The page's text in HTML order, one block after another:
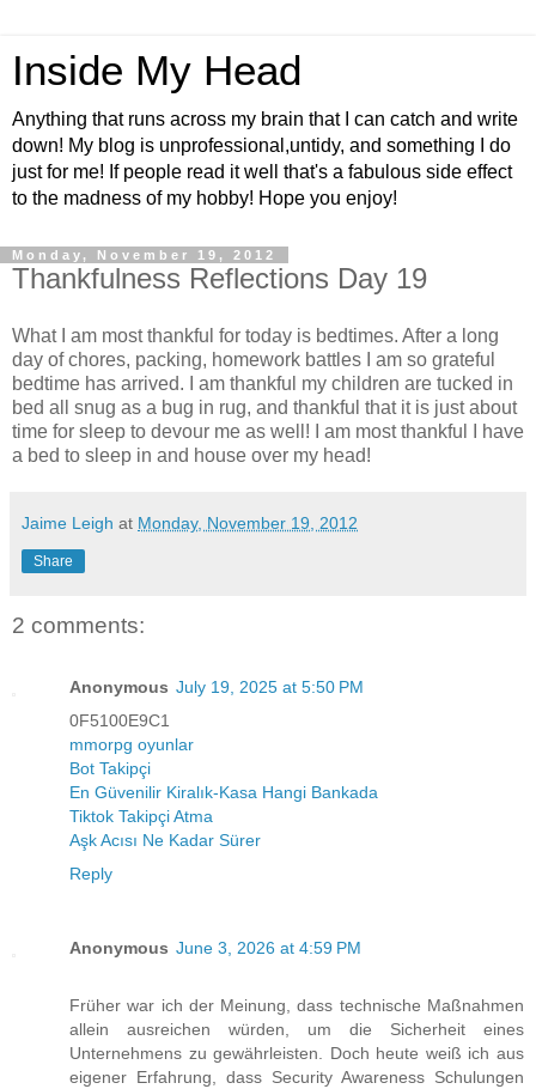
Inside My Head
Anything that runs across my brain that I can catch and write
down! My blog is unprofessional,untidy, and something I do
just for me! If people read it well that's a fabulous side effect
to the madness of my hobby! Hope you enjoy!
Monday, November 19, 2012
Thankfulness Reflections Day 19
What I am most thankful for today is bedtimes. After a long
day of chores, packing, homework battles I am so grateful
bedtime has arrived. I am thankful my children are tucked in
bed all snug as a bug in rug, and thankful that it is just about
time for sleep to devour me as well! I am most thankful I have
a bed to sleep in and house over my head!
Jaime Leigh at Monday, November 19, 2012
Share
2 comments:
Anonymous July 19, 2025 at 5:50 PM
0F5100E9C1
mmorpg oyunlar
Bot Takipçi
En Güvenilir Kiralık-Kasa Hangi Bankada
Tiktok Takipçi Atma
Aşk Acısı Ne Kadar Sürer
Reply
Anonymous June 3, 2026 at 4:59 PM
Früher war ich der Meinung, dass technische Maßnahmen
allein ausreichen würden, um die Sicherheit eines
Unternehmens zu gewährleisten. Doch heute weiß ich aus
eigener Erfahrung, dass Security Awareness Schulungen